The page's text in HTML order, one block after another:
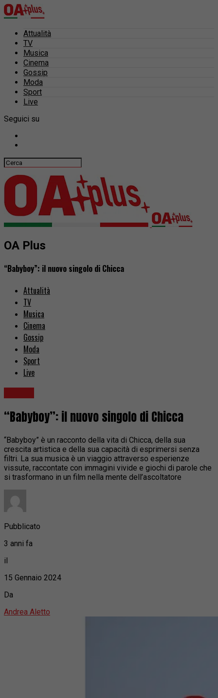
Attualità
TV
Musica
Cinema
Gossip
Moda
Sport
Live
Seguici su
OA Plus
“Babyboy”: il nuovo singolo di Chicca
Attualità
TV
Musica
Cinema
Gossip
Moda
Sport
Live
“Babyboy”: il nuovo singolo di Chicca
“Babyboy” è un racconto della vita di Chicca, della sua
crescita artistica e della sua capacità di esprimersi senza
filtri. La sua musica è un viaggio attraverso esperienze
vissute, raccontate con immagini vivide e giochi di parole che
si trasformano in un film nella mente dell’ascoltatore
Pubblicato
3 anni fa
il
15 Gennaio 2024
Da
Andrea Aletto